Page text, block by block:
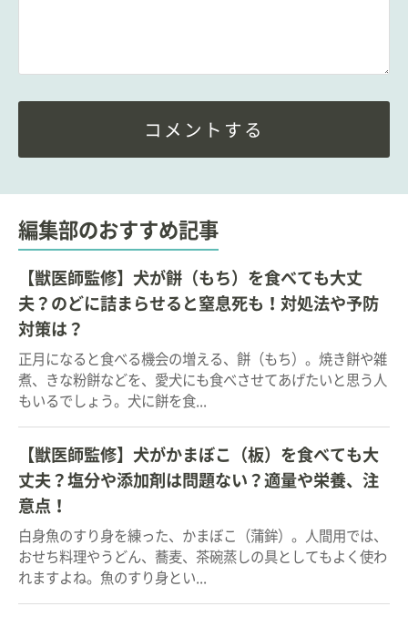
コメントする
編集部のおすすめ記事
【獣医師監修】犬が餅（もち）を食べても大丈
夫？のどに詰まらせると窒息死も！対処法や予防
対策は？
正月になると食べる機会の増える、餅（もち）。焼き餅や雑
煮、きな粉餅などを、愛犬にも食べさせてあげたいと思う人
もいるでしょう。犬に餅を食...
【獣医師監修】犬がかまぼこ（板）を食べても大
丈夫？塩分や添加剤は問題ない？適量や栄養、注
意点！
白身魚のすり身を練った、かまぼこ（蒲鉾）。人間用では、
おせち料理やうどん、蕎麦、茶碗蒸しの具としてもよく使わ
れますよね。魚のすり身とい...